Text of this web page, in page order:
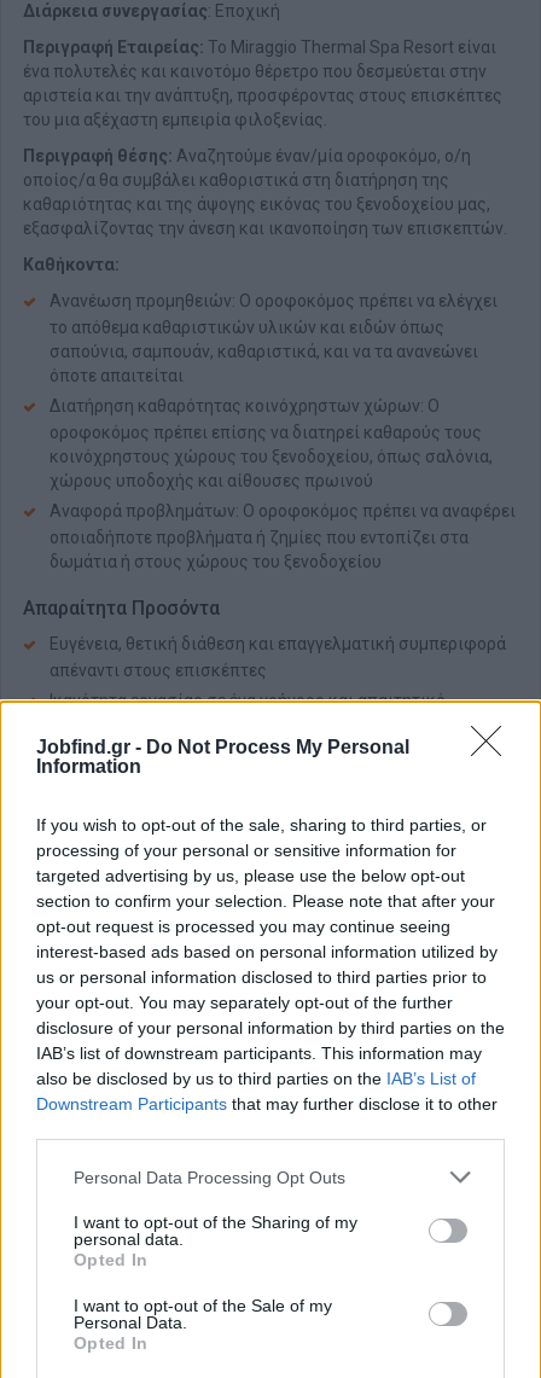
Jobfind.gr - Do Not Process My Personal
Information
If you wish to opt-out of the sale, sharing to third parties, or
processing of your personal or sensitive information for
targeted advertising by us, please use the below opt-out
section to confirm your selection. Please note that after your
opt-out request is processed you may continue seeing
interest-based ads based on personal information utilized by
us or personal information disclosed to third parties prior to
your opt-out. You may separately opt-out of the further
disclosure of your personal information by third parties on the
IAB’s list of downstream participants. This information may
also be disclosed by us to third parties on the IAB’s List of
Downstream Participants that may further disclose it to other
Personal Data Processing Opt Outs
I want to opt-out of the Sharing of my
personal data.
Opted In
I want to opt-out of the Sale of my
Personal Data.
Opted In
Διάρκεια συνεργασίας: Εποχική
Περιγραφή Εταιρείας: Το Miraggio Thermal Spa Resort είναι
ένα πολυτελές και καινοτόμο θέρετρο που δεσμεύεται στην
αριστεία και την ανάπτυξη, προσφέροντας στους επισκέπτες
του μια αξέχαστη εμπειρία φιλοξενίας.
Περιγραφή θέσης: Αναζητούμε έναν/μία οροφοκόμο, ο/η
οποίος/α θα συμβάλει καθοριστικά στη διατήρηση της
καθαριότητας και της άψογης εικόνας του ξενοδοχείου μας,
εξασφαλίζοντας την άνεση και ικανοποίηση των επισκεπτών.
Καθήκοντα:
Ανανέωση προμηθειών: Ο οροφοκόμος πρέπει να ελέγχει
το απόθεμα καθαριστικών υλικών και ειδών όπως
σαπούνια, σαμπουάν, καθαριστικά, και να τα ανανεώνει
όποτε απαιτείται
Διατήρηση καθαρότητας κοινόχρηστων χώρων: Ο
οροφοκόμος πρέπει επίσης να διατηρεί καθαρούς τους
κοινόχρηστους χώρους του ξενοδοχείου, όπως σαλόνια,
χώρους υποδοχής και αίθουσες πρωινού
Αναφορά προβλημάτων: Ο οροφοκόμος πρέπει να αναφέρει
οποιαδήποτε προβλήματα ή ζημίες που εντοπίζει στα
δωμάτια ή στους χώρους του ξενοδοχείου
Απαραίτητα Προσόντα
Ευγένεια, θετική διάθεση και επαγγελματική συμπεριφορά
απέναντι στους επισκέπτες
Ικανότητα εργασίας σε ένα γρήγορο και απαιτητικό
Προσοχή στη λεπτομέρεια και επιμέλεια στην εργασία
υπόλοιπα τμήματα
Ευελιξία στο ωράριο (συμπεριλαμβανομένων βραδινών και
σαββατοκύριακων βαρδιών)
Τήρηση των κανόνων υγιεινής, ασφάλειας και
καθαριότητας του ξενοδοχείου
Παροχές
Ικανοποιητικό πακέτο αποδοχών
6-8 μήνες απασχόληση, εκπαίδευση σε υψηλά στάνταρ
παροχής υπηρεσιών και προοπτικές εξέλιξης
εργασία σε ένα ευχάριστο, δυναμικό και αναπτυσσόμενο
κάτοικοι Κασσάνδρας)
Οι ενδιαφερόμενοι παρακαλούνται να στείλουν πλήρες
βιογραφικό σημείωμα. Θα επικοινωνήσουμε στο προσεχές
Σεβόμαστε την ιδιωτικότητα σας σύμφωνα με τον Γενικό
Κανονισμό Προστασίας Προσωπικών Δεδομένων (GDPR).